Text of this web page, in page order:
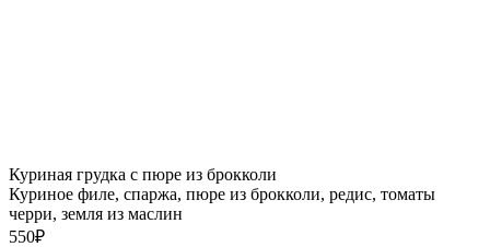
Куриная грудка с пюре из брокколи
Куриное филе, спаржа, пюре из брокколи, редис, томаты
черри, земля из маслин
550₽